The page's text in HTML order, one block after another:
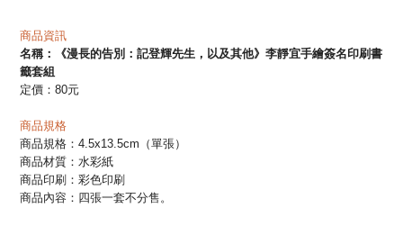
商品資訊
名稱：
《漫長的告別：記登輝先生，以及其他》李靜宜手繪簽名印刷書
籤套組
定價：80元
商品規格
商品規格：4.5x13.5cm（單張）
商品材質：水彩紙
商品印刷：彩色印刷
商品內容：四張一套不分售。